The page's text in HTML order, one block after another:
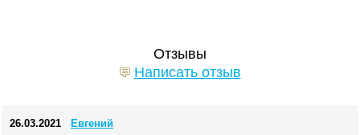
Отзывы
Написать отзыв
26.03.2021
Евгений